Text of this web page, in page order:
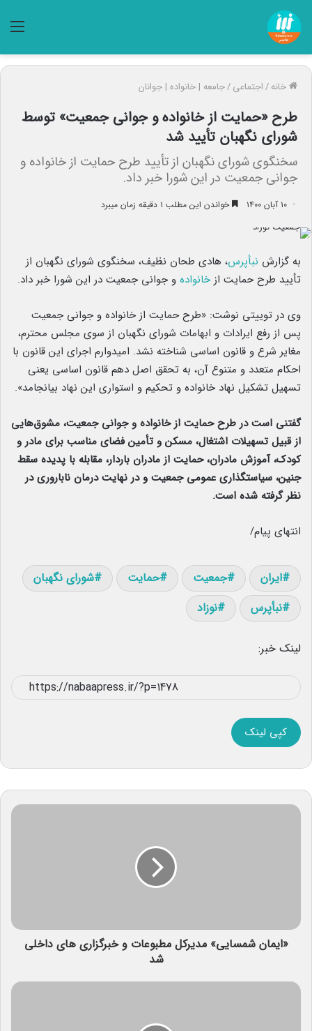
خانه/اجتماعی/جامعه | خانواده | جوانان
طرح «حمایت از خانواده و جوانی جمعیت» توسط
شورای نگهبان تأیید شد
سخنگوی شورای نگهبان از تأیید طرح حمایت از خانواده و
جوانی جمعیت در این شورا خبر داد.
۱۰ آبان ۱۴۰۰ خواندن این مطلب ۱ دقیقه زمان میبرد
به گزارش نبأپرس، هادی طحان نظیف، سخنگوی شورای نگهبان از
تأیید طرح حمایت از خانواده و جوانی جمعیت در این شورا خبر داد.
وی در توییتی نوشت: «طرح حمایت از خانواده و جوانی جمعیت
پس از رفع ایرادات و ابهامات شورای نگهبان از سوی مجلس محترم،
مغایر شرع و قانون اساسی شناخته نشد. امیدوارم اجرای این قانون با
احکام متعدد و متنوع آن، به تحقق اصل دهم قانون اساسی یعنی
تسهیل تشکیل نهاد خانواده و تحکیم و استواری این نهاد بیانجامد».
گفتنی است در طرح حمایت از خانواده و جوانی جمعیت، مشوق‌هایی
از قبیل تسهیلات اشتغال، مسکن و تأمین فضای مناسب برای مادر و
کودک، آموزش مادران، حمایت از مادران باردار، مقابله با پدیده سقط
جنین، سیاستگذاری عمومی جمعیت و در نهایت درمان ناباروری در
نظر گرفته شده است.
انتهای پیام/
ایران جمعیت حمایت
شورای نگهبان
نبأپرس
نوزاد
لینک خبر:
کپی لینک
«ایمان شمسایی» مدیرکل مطبوعات و خبرگزاری های داخلی
شد